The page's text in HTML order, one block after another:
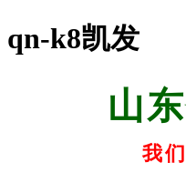
qn-k8凯发
山
我